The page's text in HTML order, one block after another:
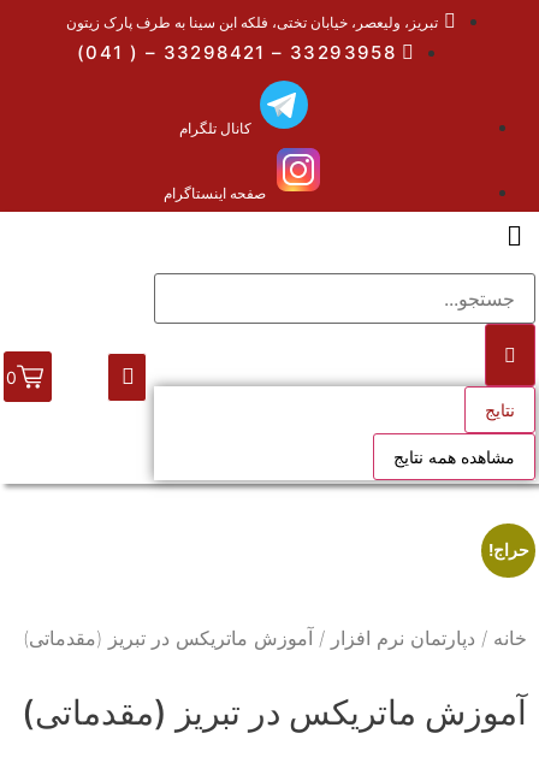
تبریز، ولیعصر، خیابان تختی، فلکه ابن سینا به طرف پارک زیتون
33293958 – 33298421 – ( 041)
کانال تلگرام
صفحه اینستاگرام
نتایج
مشاهده همه نتایج
0
حراج!
خانه / دپارتمان نرم افزار / آموزش ماتریکس در تبریز (مقدماتی)
آموزش ماتریکس در تبریز (مقدماتی)